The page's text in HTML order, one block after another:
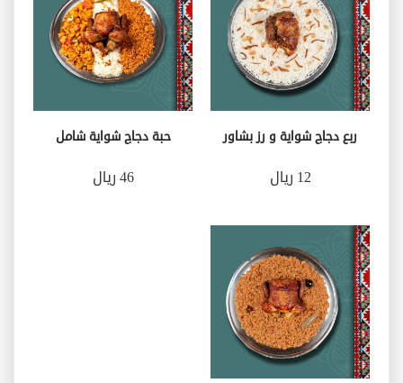
ربع دجاج شواية و رز بشاور
12 ريال
حبة دجاج شواية شامل
46 ريال